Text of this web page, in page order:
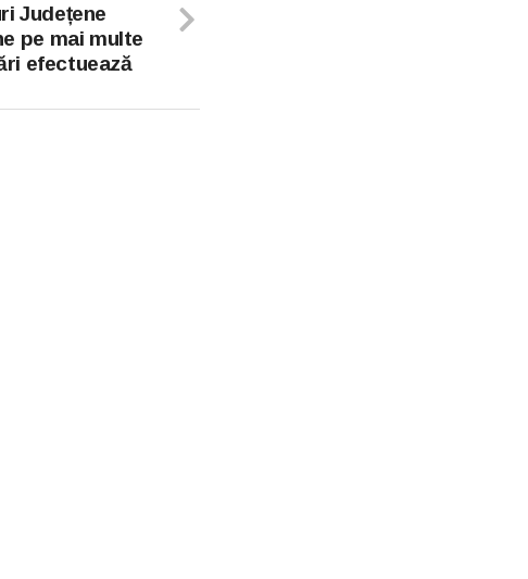
Județene
pe mai multe
efectuează